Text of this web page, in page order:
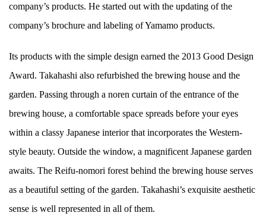
company’s products. He started out with the updating of the
company’s brochure and labeling of Yamamo products.
Its products with the simple design earned the 2013 Good Design
Award. Takahashi also refurbished the brewing house and the
garden. Passing through a noren curtain of the entrance of the
brewing house, a comfortable space spreads before your eyes
within a classy Japanese interior that incorporates the Western-
style beauty. Outside the window, a magnificent Japanese garden
awaits. The Reifu-nomori forest behind the brewing house serves
as a beautiful setting of the garden. Takahashi’s exquisite aesthetic
sense is well represented in all of them.